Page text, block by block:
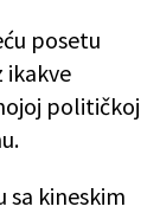
posetu
ikakve
političkoj
sa kineskim